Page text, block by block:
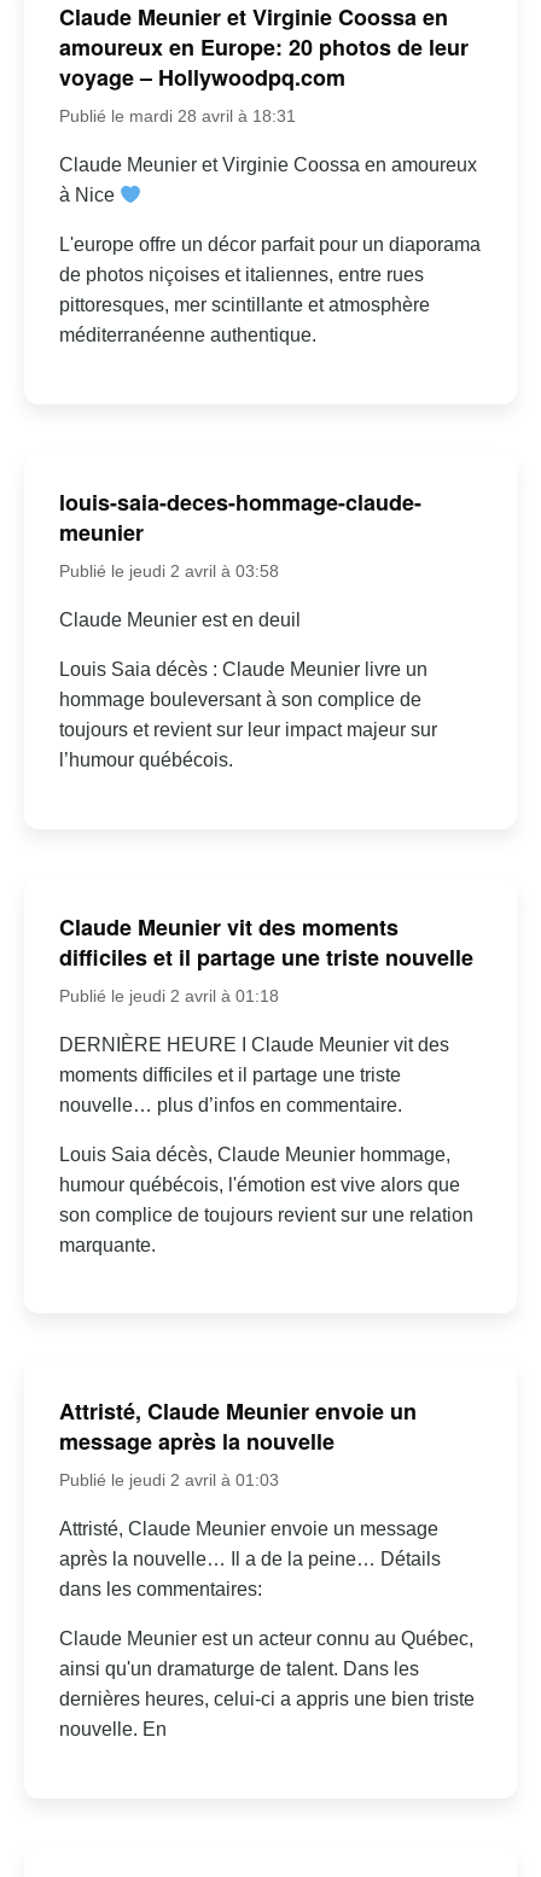
Claude Meunier et Virginie Coossa en
amoureux en Europe: 20 photos de leur
voyage – Hollywoodpq.com
Publié le mardi 28 avril à 18:31
Claude Meunier et Virginie Coossa en amoureux
à Nice
L'europe offre un décor parfait pour un diaporama
de photos niçoises et italiennes, entre rues
pittoresques, mer scintillante et atmosphère
méditerranéenne authentique.
louis-saia-deces-hommage-claude-
meunier
Publié le jeudi 2 avril à 03:58
Claude Meunier est en deuil
Louis Saia décès : Claude Meunier livre un
hommage bouleversant à son complice de
toujours et revient sur leur impact majeur sur
l’humour québécois.
Claude Meunier vit des moments
difficiles et il partage une triste nouvelle
Publié le jeudi 2 avril à 01:18
DERNIÈRE HEURE I Claude Meunier vit des
moments difficiles et il partage une triste
nouvelle… plus d’infos en commentaire.
Louis Saia décès, Claude Meunier hommage,
humour québécois, l'émotion est vive alors que
son complice de toujours revient sur une relation
marquante.
Attristé, Claude Meunier envoie un
message après la nouvelle
Publié le jeudi 2 avril à 01:03
Attristé, Claude Meunier envoie un message
après la nouvelle… Il a de la peine… Détails
dans les commentaires:
Claude Meunier est un acteur connu au Québec,
ainsi qu'un dramaturge de talent. Dans les
dernières heures, celui-ci a appris une bien triste
nouvelle. En